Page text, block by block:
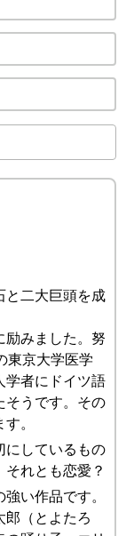
と二大巨頭を成
励みました。努
東京大学医学
学者にドイツ語
そうです。その
。
にしているもの
れとも恋愛？
い作品です。
郎（とよたろ